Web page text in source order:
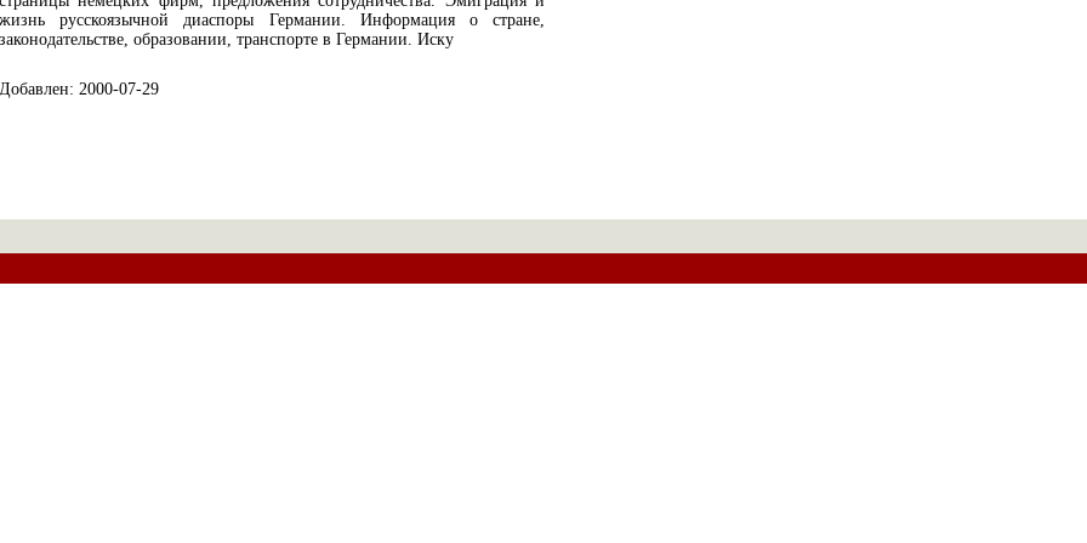
жизнь русскоязычной диаспоры Германии. Информация о стране,
законодательстве, образовании, транспорте в Германии. Иску
Добавлен: 2000-07-29